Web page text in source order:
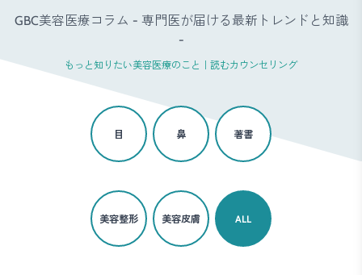
GBC美容医療コラム - 専門医が届ける最新トレンドと知識
-
もっと知りたい美容医療のこと｜読むカウンセリング
目 鼻 著書
美容整形 美容皮膚 ALL